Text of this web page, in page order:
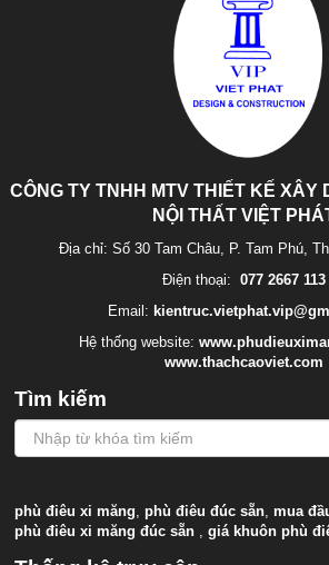
CÔNG TY TNHH MTV THIẾT KẾ XÂY
NỘI THẤT VIỆT
Địa chỉ: Số 30 Tam Châu, P. Tam Phú,
Điện thoại:077 2667 113
Email:
Hệ thống website:
www.thachcaoviet.com
Tìm kiếm
phù điêu xi măng ,phù điêu đúc sẵn ,mua
phù điêu xi măng đúc sẵn ,giá khuôn phù